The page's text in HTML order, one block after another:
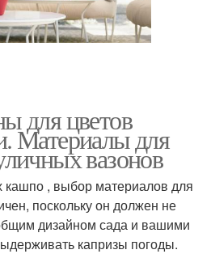
для цветов
Материалы для
вазонов
кашпо , выбор материалов для
поскольку он должен не
дизайном сада и вашими
капризы погоды.